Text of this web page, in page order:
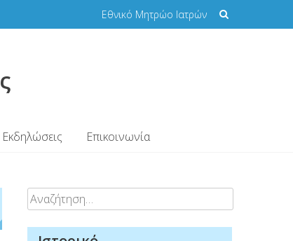
Εθνικό Μητρώο Ιατρών
Εκδηλώσεις Επικοινωνία
Αναζήτηση
για: